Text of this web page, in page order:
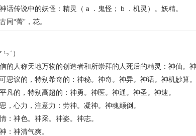
神话传说中的妖怪：精灵（ａ．鬼怪；ｂ．机灵）。妖精。
同“菁”，花。
ˊ）
信的人称天地万物的创造者和所崇拜的人死后的精灵：神仙。
可思议的，特别希奇的：神秘。神奇。神异。神话。神机妙算。
平凡的，特别高超的：神勇。神医。神通。神圣。神速。
，心力，注意力：劳神。凝神。神魂颠倒。
：神色。神采。神姿。神志。
：神清气爽。